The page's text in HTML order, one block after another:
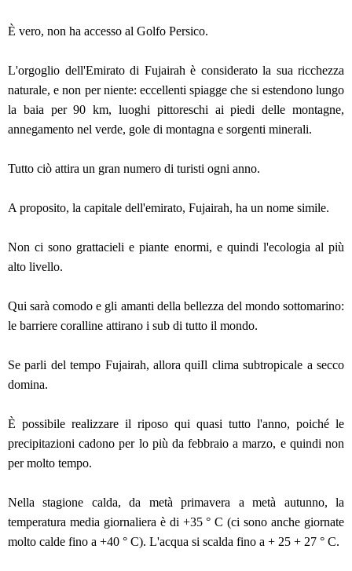
È vero, non ha accesso al Golfo Persico.
L'orgoglio dell'Emirato di Fujairah è considerato la sua ricchezza
naturale, e non per niente: eccellenti spiagge che si estendono lungo
la baia per 90 km, luoghi pittoreschi ai piedi delle montagne,
annegamento nel verde, gole di montagna e sorgenti minerali.
Tutto ciò attira un gran numero di turisti ogni anno.
A proposito, la capitale dell'emirato, Fujairah, ha un nome simile.
Non ci sono grattacieli e piante enormi, e quindi l'ecologia al più
alto livello.
Qui sarà comodo e gli amanti della bellezza del mondo sottomarino:
le barriere coralline attirano i sub di tutto il mondo.
Se parli del tempo Fujairah, allora quiIl clima subtropicale a secco
domina.
È possibile realizzare il riposo qui quasi tutto l'anno, poiché le
precipitazioni cadono per lo più da febbraio a marzo, e quindi non
per molto tempo.
Nella stagione calda, da metà primavera a metà autunno, la
temperatura media giornaliera è di +35 ° C (ci sono anche giornate
molto calde fino a +40 ° C). L'acqua si scalda fino a + 25 + 27 ° C.